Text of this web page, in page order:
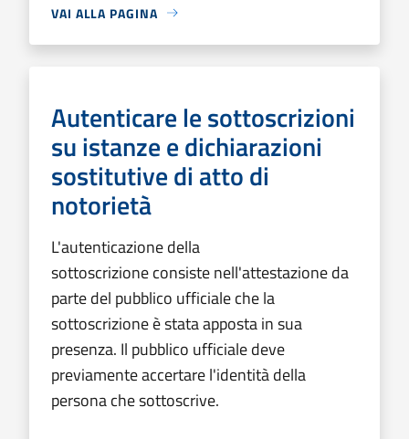
VAI ALLA PAGINA
Autenticare le sottoscrizioni
su istanze e dichiarazioni
sostitutive di atto di
notorietà
L'autenticazione della
sottoscrizione consiste nell'attestazione da
parte del pubblico ufficiale che la
sottoscrizione è stata apposta in sua
presenza. Il pubblico ufficiale deve
previamente accertare l'identità della
persona che sottoscrive.